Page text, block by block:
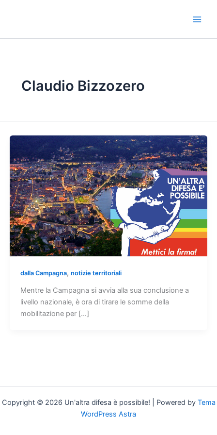
Claudio Bizzozero
dalla Campagna, notizie territoriali
Mentre la Campagna si avvia alla sua conclusione a
livello nazionale, è ora di tirare le somme della
mobilitazione per […]
Copyright © 2026 Un'altra difesa è possibile! | Powered by Tema
WordPress Astra